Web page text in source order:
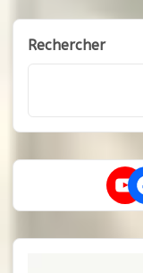
Rechercher